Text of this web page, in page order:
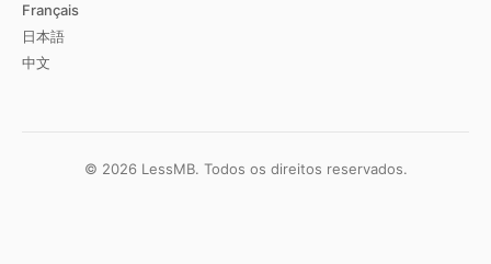
Français
日本語
中文
© 2026LessMB. Todos os direitos reservados.